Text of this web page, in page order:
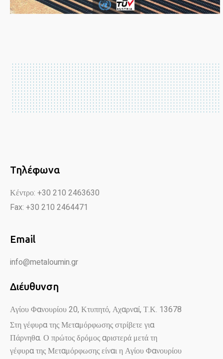
Τηλέφωνα
Κέντρο: +30 210 2463630
Fax: +30 210 2464471
Email
info@metaloumin.gr
Διέυθυνση
Αγίου Φανουρίου 20, Κτυπητό, Αχαρναί, Τ.Κ. 13678
Στη γέφυρα της Μεταμόρφωσης στρίβετε για
Πάρνηθα. Ο πρώτος δρόμος αριστερά μετά τη
γέφυρα της Μεταμόρφωσης είναι η Αγίου Φανουρίου